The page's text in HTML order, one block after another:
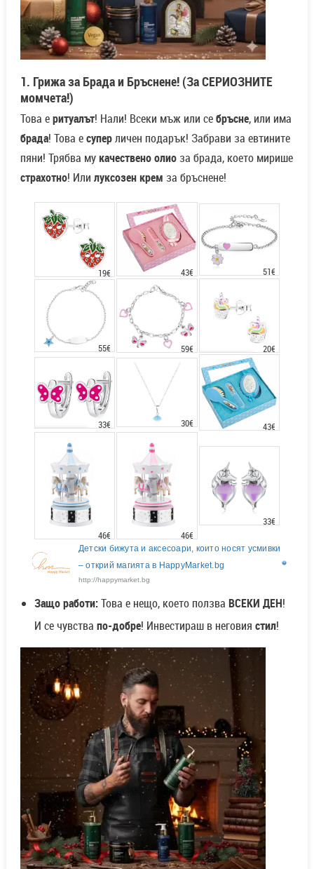
1. Грижа за Брада и Бръснене! (За СЕРИОЗНИТЕ
момчета!)
Това еритуалът! Нали! Всеки мъж или себръсне, или има
брада! Това есуперличен подарък! Забрави за евтините
пяни! Трябва мукачествено олиоза брада, което мирише
страхотно! Или луксозен крем за бръснене!
19€ 43€ 51€
55€ 59€ 20€
33€ 30€ 43€
46€ 46€
33€
Детски бижута и аксесоари, които носят усмивки
– открий магията в HappyMarket.bg
http://happymarket.bg
Защо работи:Това е нещо, което ползва ВСЕКИ ДЕН!
И се чувства по-добре! Инвестираш в неговия стил!